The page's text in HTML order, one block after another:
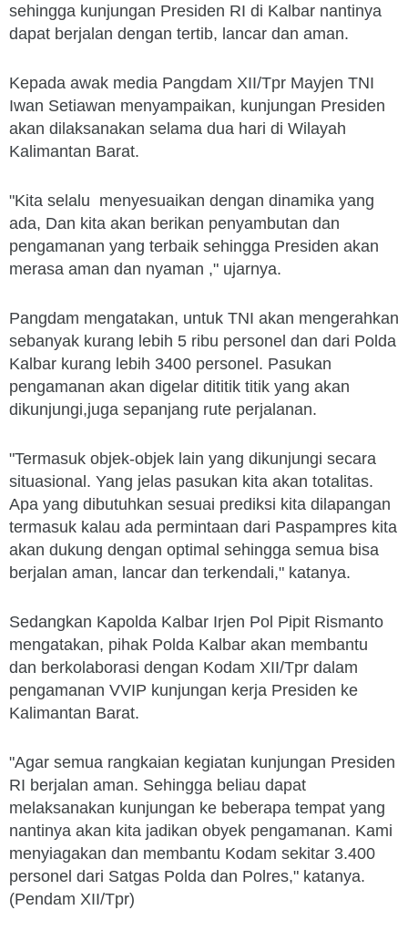
sehingga kunjungan Presiden RI di Kalbar nantinya
dapat berjalan dengan tertib, lancar dan aman.
Kepada awak media Pangdam XII/Tpr Mayjen TNI
Iwan Setiawan menyampaikan, kunjungan Presiden
akan dilaksanakan selama dua hari di Wilayah
Kalimantan Barat.
"Kita selalu menyesuaikan dengan dinamika yang
ada, Dan kita akan berikan penyambutan dan
pengamanan yang terbaik sehingga Presiden akan
merasa aman dan nyaman ," ujarnya.
Pangdam mengatakan, untuk TNI akan mengerahkan
sebanyak kurang lebih 5 ribu personel dan dari Polda
Kalbar kurang lebih 3400 personel. Pasukan
pengamanan akan digelar dititik titik yang akan
dikunjungi,juga sepanjang rute perjalanan.
"Termasuk objek-objek lain yang dikunjungi secara
situasional. Yang jelas pasukan kita akan totalitas.
Apa yang dibutuhkan sesuai prediksi kita dilapangan
termasuk kalau ada permintaan dari Paspampres kita
akan dukung dengan optimal sehingga semua bisa
berjalan aman, lancar dan terkendali," katanya.
Sedangkan Kapolda Kalbar Irjen Pol Pipit Rismanto
mengatakan, pihak Polda Kalbar akan membantu
dan berkolaborasi dengan Kodam XII/Tpr dalam
pengamanan VVIP kunjungan kerja Presiden ke
Kalimantan Barat.
"Agar semua rangkaian kegiatan kunjungan Presiden
RI berjalan aman. Sehingga beliau dapat
melaksanakan kunjungan ke beberapa tempat yang
nantinya akan kita jadikan obyek pengamanan. Kami
menyiagakan dan membantu Kodam sekitar 3.400
personel dari Satgas Polda dan Polres," katanya.
(Pendam XII/Tpr)